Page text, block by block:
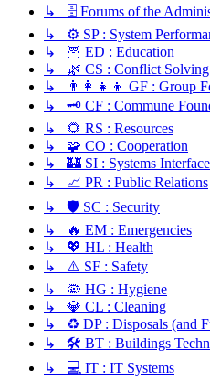
↳ 🗄️ Forums of the
↳ ⚙️ SP : System
↳ 🦉 ED : Education
↳ 🌿 CS : Conflict Solving
↳ 👨‍👩‍👧‍👦 GF : Group
↳ 🗝️ CF : Commune
↳ 🌻 RS : Resources
↳ 🧩 CO : Cooperation
↳ 🏰 SI : Systems Interface
↳ 📈 PR : Public Relations
↳ 🛡️ SC : Security
↳ 🔥 EM : Emergencies
↳ 💖 HL : Health
↳ ⚠️ SF : Safety
↳ 🦠 HG : Hygiene
↳ 💎 CL : Cleaning
↳ ♻️ DP : Disposals (and
↳ 🛠️ BT : Buildings
↳ 💻 IT : IT Systems